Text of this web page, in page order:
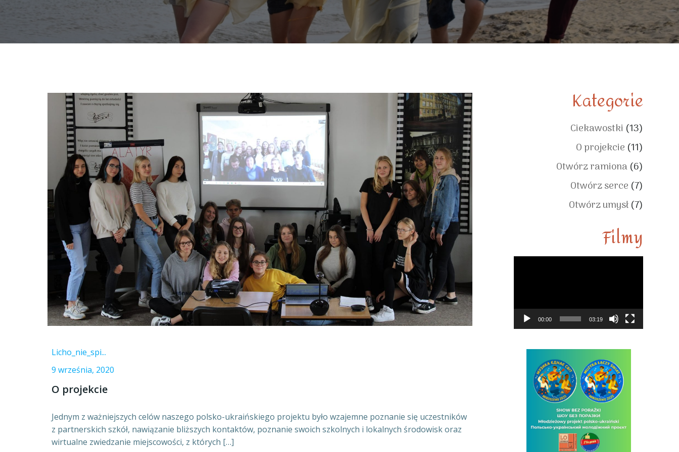
Licho_nie_spi...
9 września, 2020
O projekcie
Jednym z ważniejszych celów naszego polsko-ukraińskiego projektu było wzajemne poznanie się uczestników
z partnerskich szkół, nawiązanie bliższych kontaktów, poznanie swoich szkolnych i lokalnych środowisk oraz
wirtualne zwiedzanie miejscowości, z których […]
Kategorie
Ciekawostki (13)
O projekcie (11)
Otwórz ramiona(6)
Otwórz serce (7)
Otwórz umysł(7)
Filmy
00:00 03:19